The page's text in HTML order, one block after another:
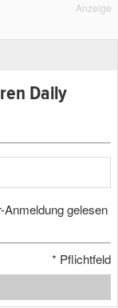
Anzeige
Daily
Anmeldung gelesen
* Pflichtfeld